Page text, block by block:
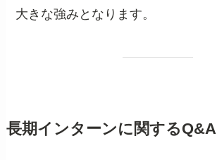
大きな強みとなります。
長期インターンに関するQ&A